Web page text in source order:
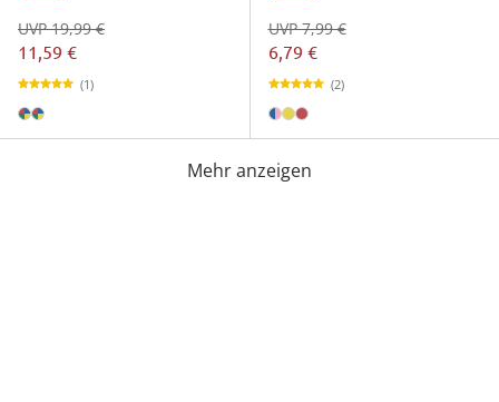
11,59 €
UVP 19,99 €
(1)
6,79 €
UVP 7,99 €
(2)
Mehr anzeigen